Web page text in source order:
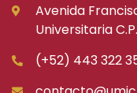
Avenida
Universitaria
(+52) 443 322